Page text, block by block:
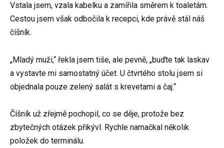
Vstala jsem, vzala kabelku a zamířila směrem k toaletám.
Cestou jsem však odbočila k recepci, kde právě stál náš
číšník.
„Mladý muži,“ řekla jsem tiše, ale pevně, „buďte tak laskav
a vystavte mi samostatný účet. U čtvrtého stolu jsem si
objednala pouze zelený salát s krevetami a čaj.“
Číšník už zřejmě pochopil, co se děje, protože bez
zbytečných otázek přikývl. Rychle namačkal několik
položek do terminálu.